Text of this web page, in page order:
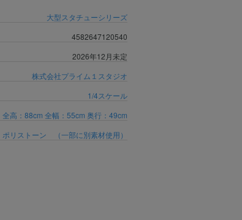
大型スタチューシリーズ
4582647120540
2026年12月未定
株式会社プライム１スタジオ
1/4スケール
全高：88cm 全幅：55cm 奥行：49cm
ポリストーン （一部に別素材使用）